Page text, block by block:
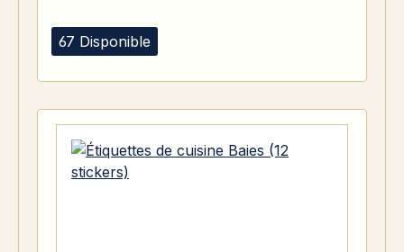
67 Disponible